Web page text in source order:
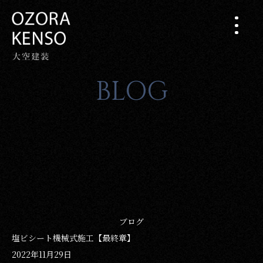
BLOG
ブログ
塩ビシート機械式施工【最終章】
2022年11月29日